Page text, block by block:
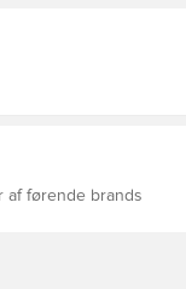
af førende brands